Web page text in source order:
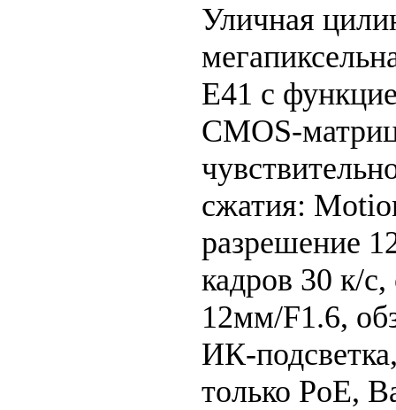
Уличная
E41 с
CMOS-
сжатия:
разрешение
кадров 30 к/
12мм/F1.6,
ИК-
только PoE,